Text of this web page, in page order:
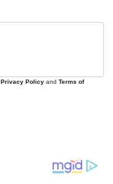
Privacy Policy and Terms of